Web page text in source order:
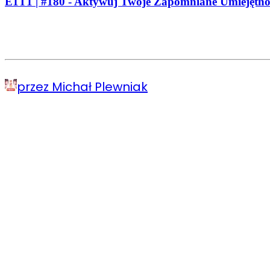
przez Michał Plewniak